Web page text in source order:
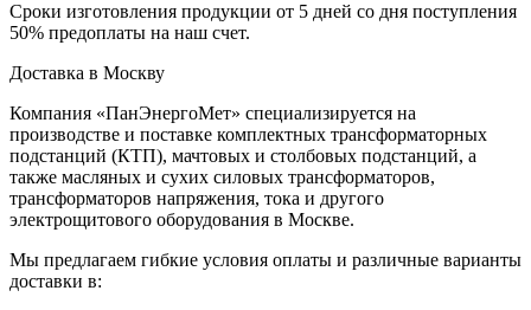
Сроки изготовления продукции от 5 дней со дня поступления
50% предоплаты на наш счет.
Доставка в Москву
Компания «ПанЭнергоМет» специализируется на
производстве и поставке комплектных трансформаторных
подстанций (КТП), мачтовых и столбовых подстанций, а
также масляных и сухих силовых трансформаторов,
трансформаторов напряжения, тока и другого
электрощитового оборудования в Москве.
Мы предлагаем гибкие условия оплаты и различные варианты
доставки в: